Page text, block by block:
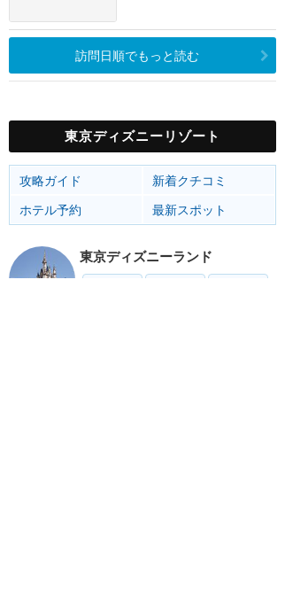
訪問日順でもっと読む
東京ディズニーリゾート
攻略ガイド
新着クチコミ
ホテル予約
最新スポット
東京ディズニーランド